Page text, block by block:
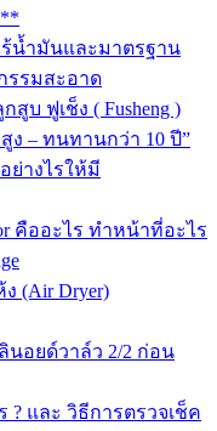
น้ำมันและมาตรฐาน
รรมสะอาด
บ ฟูเช็ง ( Fusheng )
– ทนทานกว่า 10 ปี”
ย่างไรให้มี
คืออะไร ทำหน้าที่อะไร
(Air Dryer)
นอยด์วาล์ว 2/2 ก่อน
? และ วิธีการตรวจเช็ค